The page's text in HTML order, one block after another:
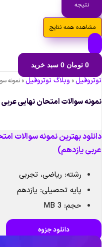
نتیجه
مشاهده همه نتایج
0 تومان 0 سبد خرید
»وبلاگ نوتروفیل»نمونه
سوالات امتحان نهایی عربی
بهترین نمونه سوالات
یازدهم)
رشته: ریاضی، تجربی
پایه تحصیلی: یازدهم
حجم: 3 MB
دانلود جزوه